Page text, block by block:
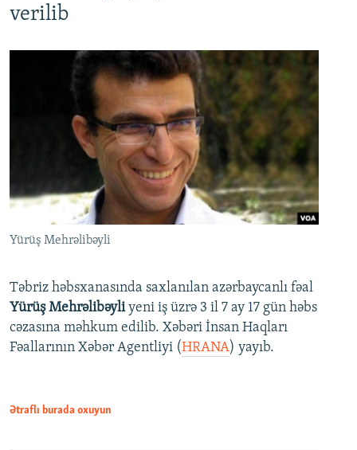
verilib
Yürüş Mehrəlibəyli
Təbriz həbsxanasında saxlanılan azərbaycanlı fəal
Yürüş Mehrəlibəyliyeni iş üzrə 3 il 7 ay 17 gün həbs
cəzasına məhkum edilib. Xəbəri İnsan Haqları
Fəallarının Xəbər Agentliyi (HRANA) yayıb.
Ətraflı burada oxuyun